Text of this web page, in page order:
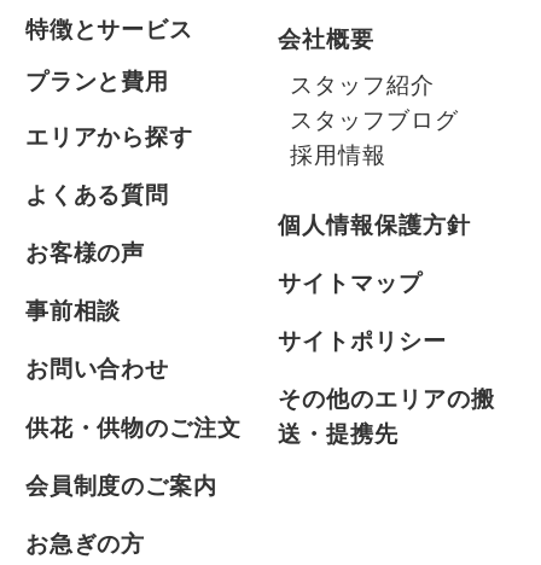
特徴とサービス
プランと費用
エリアから探す
よくある質問
お客様の声
事前相談
お問い合わせ
供花・供物のご注文
会員制度のご案内
お急ぎの方
会社概要
スタッフ紹介
スタッフブログ
採用情報
個人情報保護方針
サイトマップ
サイトポリシー
その他のエリアの搬
送・提携先